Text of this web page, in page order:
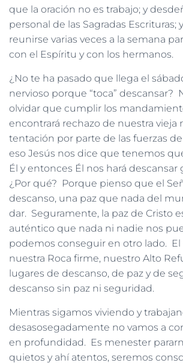
que la oración no es trabajo; y
personal de las Sagradas Escrituras;
reunirse varias veces a la semana
con el Espíritu y con los hermanos.
¿No te ha pasado que llega el
nervioso porque “toca” descansar?
olvidar que cumplir los
encontrará rechazo de nuestra vieja
tentación por parte de las fuerzas
eso Jesús nos dice que tenemos
Él y entonces Él nos hará
¿Por qué? Porque pienso que el
descanso, una paz que nada del
dar. Seguramente, la paz de Cristo
auténtico que nada ni nadie nos
podemos conseguir en otro lado. El
nuestra Roca firme, nuestro Alto
lugares de descanso, de paz y de
descanso sin paz ni seguridad.
Mientras sigamos viviendo y
desasosegadamente no vamos a
en profundidad. Es menester
quietos y ahí atentos, seremos